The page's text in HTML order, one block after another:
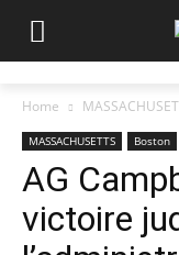
Home
MASSACHUSETTS Boston
AG
victoire